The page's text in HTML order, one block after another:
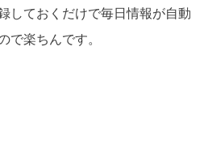
しておくだけで毎日情報が自動
で楽ちんです。